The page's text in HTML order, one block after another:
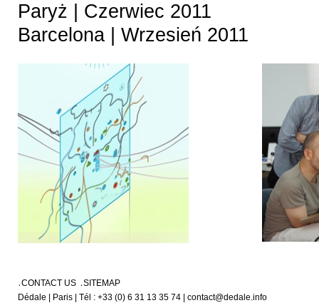
Paryż | Czerwiec 2011
Barcelona | Wrzesień 2011
CONTACT US
SITEMAP
Dédale | Paris | Tél : +33 (0) 6 31 13 35 74 | contact@dedale.info